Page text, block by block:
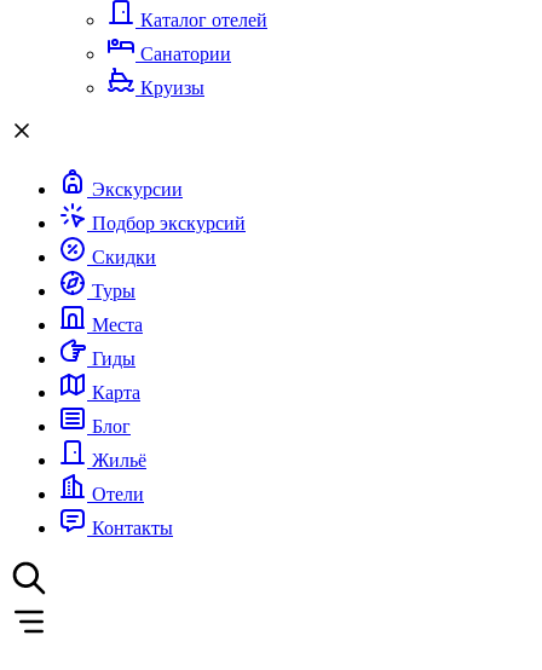
Каталог отелей
Санатории
Круизы
Экскурсии
Подбор экскурсий
Скидки
Туры
Места
Гиды
Карта
Блог
Жильё
Отели
Контакты